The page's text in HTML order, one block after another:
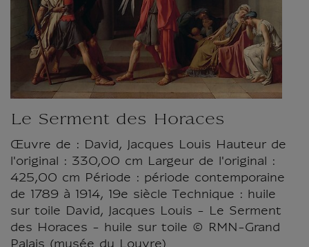
Le Serment des Horaces
Œuvre de : David, Jacques Louis Hauteur de
l'original : 330,00 cm Largeur de l'original :
425,00 cm Période : période contemporaine
de 1789 à 1914, 19e siècle Technique : huile
sur toile David, Jacques Louis - Le Serment
des Horaces - huile sur toile © RMN-Grand